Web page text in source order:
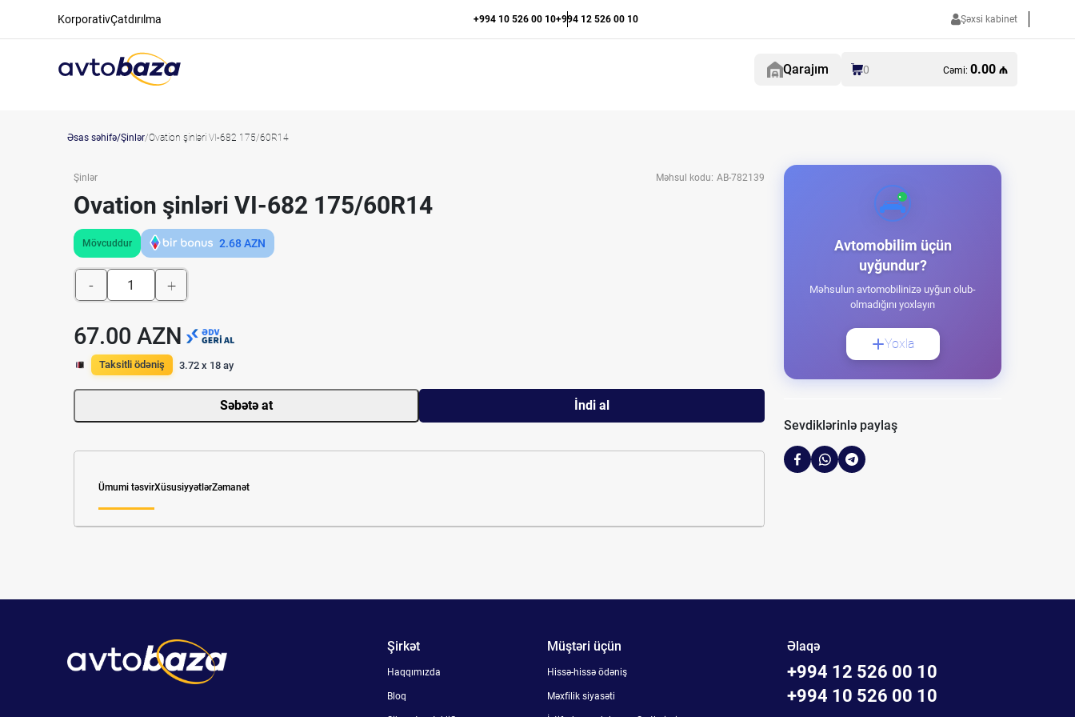
KorporativÇatdırılma +994 10 526 00 10+994 12 526 00 10 Şəxsi kabinet
Qarajım 0 Cəmi: 0.00 ₼
Əsas səhifə Şinlər Ovation şinləri VI-682 175/60R14
Şinlər Məhsul kodu: AB-782139
Ovation şinləri VI-682 175/60R14
Mövcuddur 2.68 AZN
- +
67.00 AZN
Taksitli ödəniş 3.72 x 18 ay
Səbətə at İndi al
Ümumi təsvirXüsusiyyətlərZəmanət
Avtomobilim üçün
uyğundur?
Məhsulun avtomobilinizə uyğun olub-
olmadığını yoxlayın
Yoxla
Sevdiklərinlə paylaş
Şirkət
Haqqımızda
Bloq
Müştəri üçün
Hissə-hissə ödəniş
Məxfilik siyasəti
Əlaqə
+994 12 526 00 10
+994 10 526 00 10